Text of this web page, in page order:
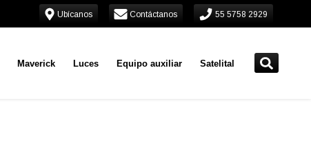
Ubícanos Contáctanos 55 5758 2929
Maverick Luces Equipo auxiliar Satelital